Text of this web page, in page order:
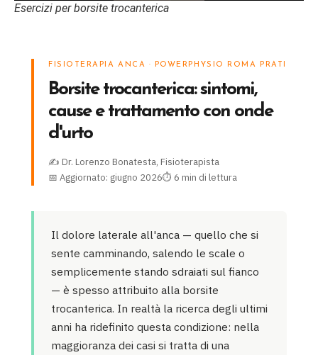
Esercizi per borsite trocanterica
FISIOTERAPIA ANCA · POWERPHYSIO ROMA PRATI
Borsite trocanterica: sintomi,
cause e trattamento con onde
d'urto
✍ Dr. Lorenzo Bonatesta, Fisioterapista
📅 Aggiornato: giugno 2026⏱ 6 min di lettura
Il dolore laterale all'anca — quello che si
sente camminando, salendo le scale o
semplicemente stando sdraiati sul fianco
— è spesso attribuito alla borsite
trocanterica. In realtà la ricerca degli ultimi
anni ha ridefinito questa condizione: nella
maggioranza dei casi si tratta di una